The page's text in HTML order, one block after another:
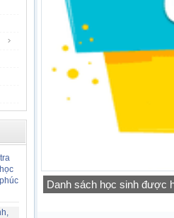
Công khai chỉ tiêu biên chế